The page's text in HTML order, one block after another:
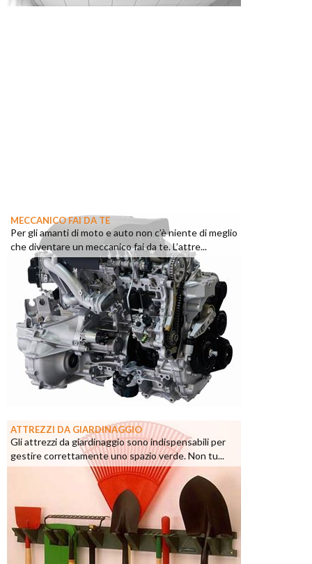
MECCANICO FAI DA TE
Per gli amanti di moto e auto non c’è niente di meglio
che diventare un meccanico fai da te. L’attre...
ATTREZZI DA GIARDINAGGIO
Gli attrezzi da giardinaggio sono indispensabili per
gestire correttamente uno spazio verde. Non tu...